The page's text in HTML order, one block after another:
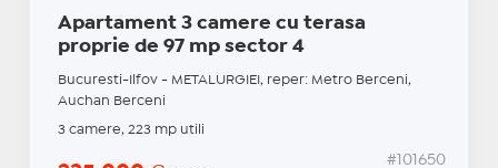
Apartament 3 camere cu terasa
proprie de 97 mp sector 4
Bucuresti-Ilfov - METALURGIEI, reper: Metro Berceni,
Auchan Berceni
3 camere, 223 mp utili
#101650